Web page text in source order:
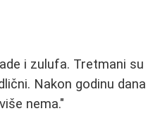
i zulufa. Tretmani su
Nakon godinu dana
nema."